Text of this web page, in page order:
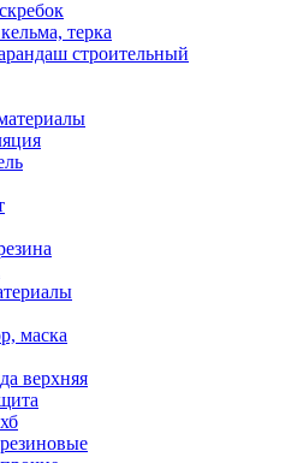
терка
строительный
маска
верхняя